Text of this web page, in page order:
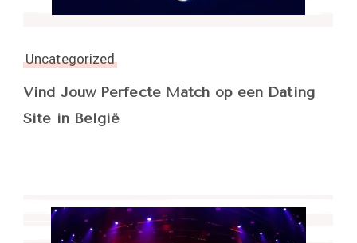
Uncategorized
Vind Jouw Perfecte Match op een Dating
Site in België